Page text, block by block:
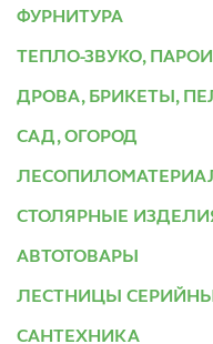
ФУРНИТУРА
ТЕПЛО-ЗВУКО,
ДРОВА, БРИКЕТЫ,
САД, ОГОРОД
СТОЛЯРНЫЕ
АВТОТОВАРЫ
ЛЕСТНИЦЫ
САНТЕХНИКА